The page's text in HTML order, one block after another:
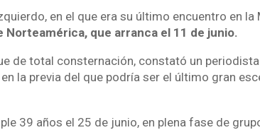
en el que era su último encuentro en la
Norteamérica, que arranca el 11 de junio.
de total consternación, constató un periodista
la previa del que podría ser el último gran
39 años el 25 de junio, en plena fase de